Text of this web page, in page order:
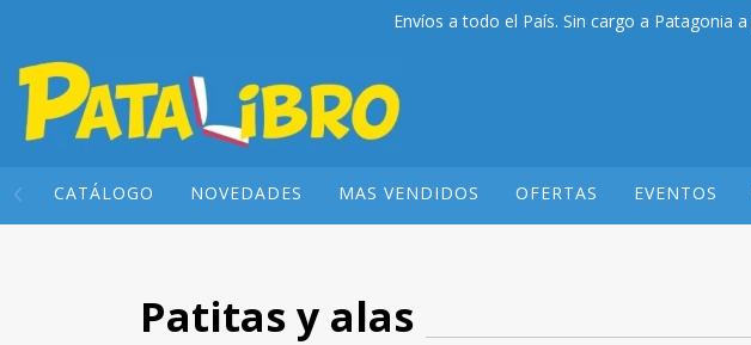
Envíos a todo el País. Sin cargo a Patagonia
CATÁLOGO NOVEDADES MAS VENDIDOS OFERTAS EVENTOS
Patitas y alas